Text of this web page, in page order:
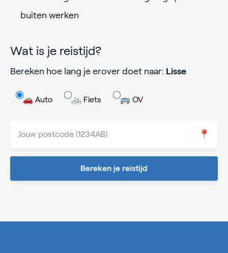
buiten werken
Wat is je reistijd?
Bereken hoe lang je erover doet naar: Lisse
🚗 Auto 🚲 Fiets 🚌 OV
📍
Bereken je reistijd